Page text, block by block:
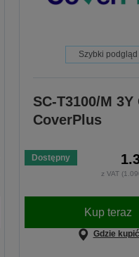
Szybki podgląd
SC-T3100/M 3Y
CoverPlus
Dostępny
z VAT
Kup teraz
Gdzie kupić